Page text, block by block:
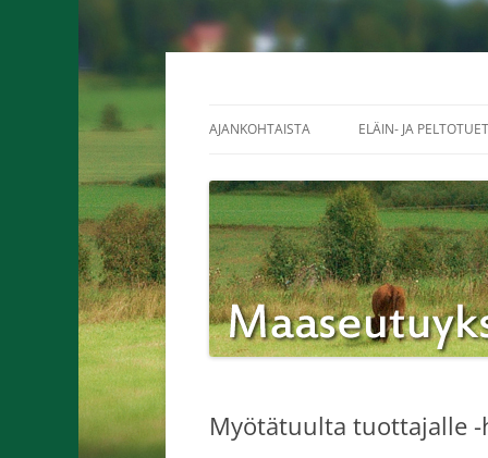
Siirry
AJANKOHTAISTA ELÄIN- JA PELTOTUET
Myötätuulta tuottajalle